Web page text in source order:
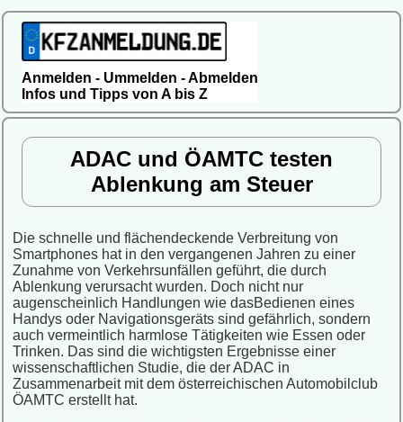
Anmelden - Ummelden - Abmelden
Infos und Tipps von A bis Z
ADAC und ÖAMTC testen
Ablenkung am Steuer
Die schnelle und flächendeckende Verbreitung von
Smartphones hat in den vergangenen Jahren zu einer
Zunahme von Verkehrsunfällen geführt, die durch
Ablenkung verursacht wurden. Doch nicht nur
augenscheinlich Handlungen wie dasBedienen eines
Handys oder Navigationsgeräts sind gefährlich, sondern
auch vermeintlich harmlose Tätigkeiten wie Essen oder
Trinken. Das sind die wichtigsten Ergebnisse einer
wissenschaftlichen Studie, die der ADAC in
Zusammenarbeit mit dem österreichischen Automobilclub
ÖAMTC erstellt hat.